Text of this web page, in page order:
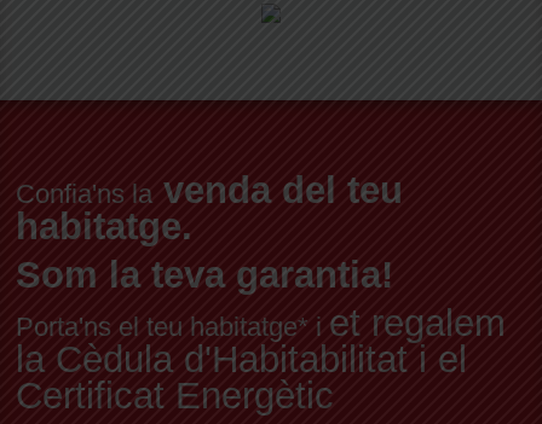
Confia'ns la venda del teu
habitatge.
Som la teva garantia!
Porta'ns el teu habitatge* i et regalem
la Cèdula d'Habitabilitat i el
Certificat Energètic